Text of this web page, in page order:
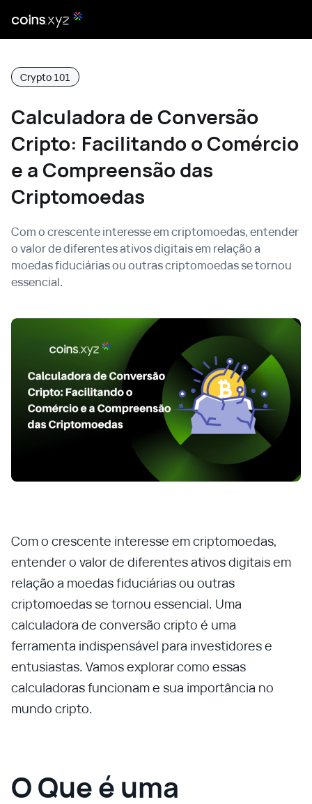
Crypto 101
Calculadora de Conversão
Cripto: Facilitando o Comércio
e a Compreensão das
Criptomoedas
Com o crescente interesse em criptomoedas, entender
o valor de diferentes ativos digitais em relação a
moedas fiduciárias ou outras criptomoedas se tornou
essencial.
Com o crescente interesse em criptomoedas,
entender o valor de diferentes ativos digitais em
relação a moedas fiduciárias ou outras
criptomoedas se tornou essencial. Uma
calculadora de conversão cripto é uma
ferramenta indispensável para investidores e
entusiastas. Vamos explorar como essas
calculadoras funcionam e sua importância no
mundo cripto.
O Que é uma